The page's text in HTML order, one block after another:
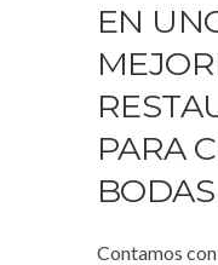
EN
PARA
Contamos